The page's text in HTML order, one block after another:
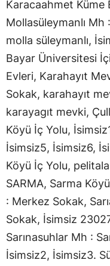
Karacaahmet Küme
Mollasüleymanlı Mh
molla süleymanlı,
Bayar Üniversitesi
Evleri, Karahayıt
Sokak, karahayıt
karayagıt mevki,
Köyü İç Yolu,
İsimsiz5, İsimsiz6,
Köyü İç Yolu,
SARMA, Sarma
: Merkez Sokak,
Sokak, İsimsiz
Sarınasuhlar Mh :
İsimsiz2, İsimsiz3.